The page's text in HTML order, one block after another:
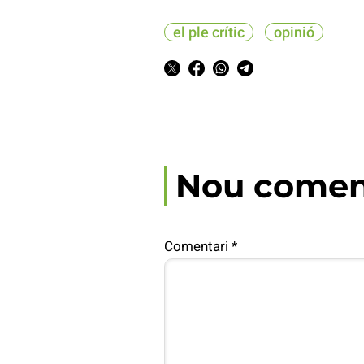
el ple crític opinió
Nou
Comentari *